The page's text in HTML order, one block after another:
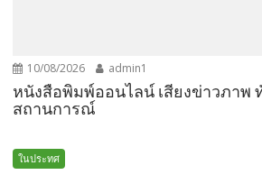
10/08/2026 admin1
หนังสือพิมพ์ออนไลน์ เสียงข่าวภาพ
สถานการณ์
ในประทศ